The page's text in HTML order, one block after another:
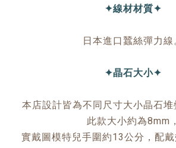
✦線材材質✦
日本進口蠶絲彈力線
✦晶石大小✦
本店設計皆為不同尺寸大小晶石堆
此款大小約為8mm，
實戴圖模特兒手圍約13公分，配戴